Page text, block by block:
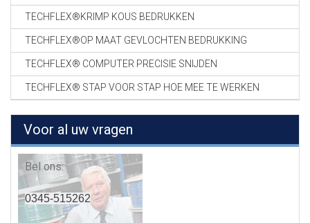
TECHFLEX®KRIMP KOUS BEDRUKKEN
TECHFLEX®OP MAAT GEVLOCHTEN BEDRUKKING
TECHFLEX® COMPUTER PRECISIE SNIJDEN
TECHFLEX® STAP VOOR STAP HOE MEE TE WERKEN
Voor al uw vragen
Bel ons:
0345-515262